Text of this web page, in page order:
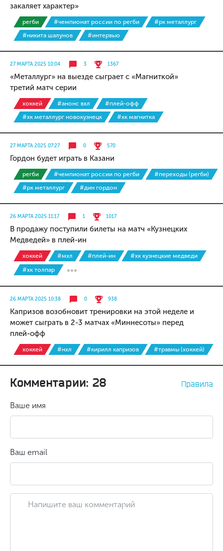
закаляет характер»
регби #чемпионат россии по регби
#рк металлург
#никита шалунов
#интервью
27 МАРТА 2025 10:04 3 1367
«Металлург» на выезде сыграет с «Магниткой»
третий матч серии
хоккей #анонс вхл
#плей-офф
#хк металлург новокузнецк
#хк магнитка
27 МАРТА 2025 07:27 0 570
Гордон будет играть в Казани
регби #чемпионат россии по регби
#переходы (регби)
#рк металлург
#дин гордон
26 МАРТА 2025 11:17 1 1017
В продажу поступили билеты на матч «Кузнецких
Медведей» в плей-ин
хоккей #мхл #плей-ин
#хк кузнецкие медведи
#хк толпар
26 МАРТА 2025 10:38 0 938
Капризов возобновит тренировки на этой неделе и
может сыграть в 2-3 матчах «Миннесоты» перед
плей-офф
хоккей #нхл #кирилл капризов #травмы (хоккей)
Комментарии: 28 Правила
Ваше имя
Ваш email